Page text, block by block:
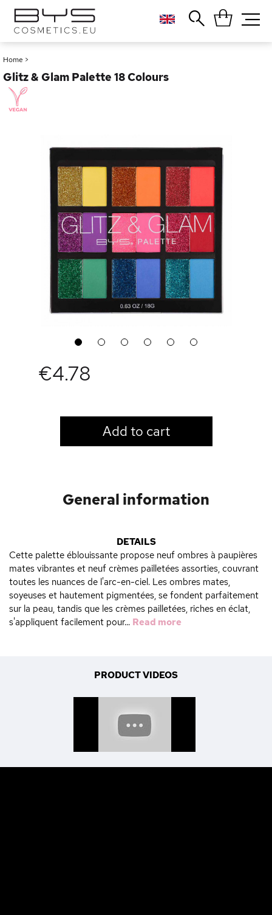
Home >
Glitz & Glam Palette 18 Colours
1 2 3 4 5 6
€4.78
Add to cart
General information
DETAILS
Cette palette éblouissante propose neuf ombres à paupières
mates vibrantes et neuf crèmes pailletées assorties, couvrant
toutes les nuances de l'arc-en-ciel. Les ombres mates,
soyeuses et hautement pigmentées, se fondent parfaitement
sur la peau, tandis que les crèmes pailletées, riches en éclat,
s'appliquent facilement pour... Read more
PRODUCT VIDEOS
Close